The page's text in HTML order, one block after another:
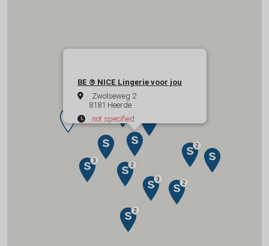
BE ® NICE Lingerie voor jou
Zwolseweg 2
8181 Heerde
not specified